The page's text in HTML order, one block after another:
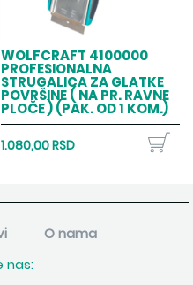
WOLFCRAFT 4100000
PROFESIONALNA
STRUGALICA ZA GLATKE
POVRŠINE ( NA PR. RAVNE
PLOČE ) (PAK. OD 1 KOM.)
1.080,00 RSD
O nama
nas: